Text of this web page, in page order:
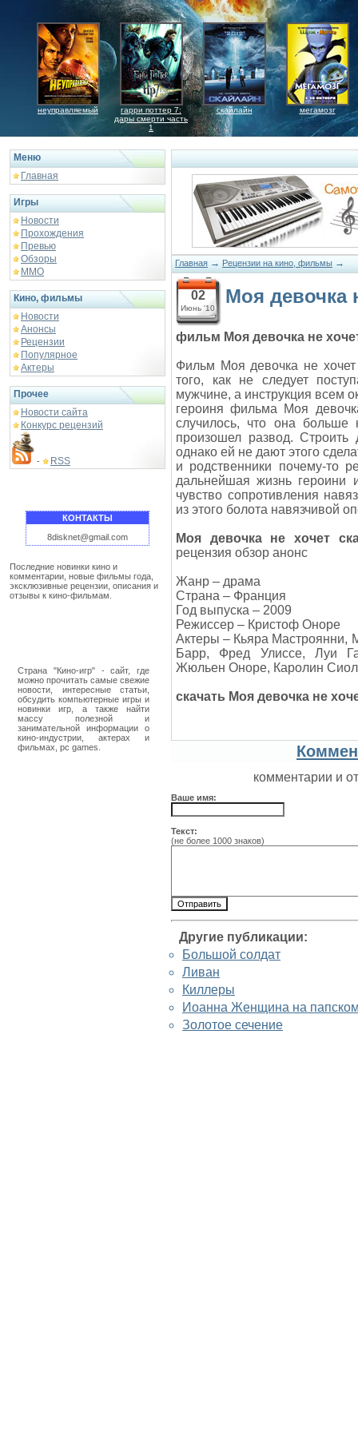
неуправляемый
гарри поттер 7:
дары смерти часть
1
скайлайн мегамозг
Меню
Главная
Игры
Новости
Прохождения
Превью
Обзоры
ММО
Кино, фильмы
Новости
Анонсы
Рецензии
Популярное
Актеры
Прочее
Новости сайта
Конкурс рецензий
- RSS
КОНТАКТЫ
8disknet@gmail.com
Последние новинки кино и
комментарии, новые фильмы года,
эксклюзивные рецензии, описания и
отзывы к кино-фильмам.
Страна "Кино-игр" - сайт, где
можно прочитать самые свежие
новости, интересные статьи,
обсудить компьютерные игры и
новинки игр, а также найти
массу полезной и
занимательной информации о
кино-индустрии, актерах и
фильмах, pc games.
Главная → Рецензии на кино, фильмы →
02
Июнь '10
Моя девочка
фильм Моя девочка не
Фильм Моя девочка не
того, как не следует
мужчине, а инструкция всем
героиня фильма Моя
случилось, что она
произошел развод.
однако ей не дают этого
и родственники почему-то
дальнейшая жизнь героини
чувство сопротивления
из этого болота навязчивой
Моя девочка не хочет
рецензия обзор анонс
Жанр – драма
Страна – Франция
Год выпуска – 2009
Режиссер – Кристоф Оноре
Актеры – Кьяра
Барр, Фред Улиссе, Луи
Жюльен Оноре, Каролин
скачать Моя девочка не
комментарии и
Ваше имя:
Текст:
(не более 1000 знаков)
Другие публикации:
Большой солдат
Ливан
Киллеры
Иоанна Женщина на
Золотое сечение